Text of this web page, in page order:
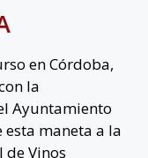
en Córdoba,
la
Ayuntamiento
esta maneta a la
de Vinos